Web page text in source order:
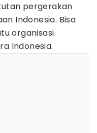
pergerakan
Indonesia. Bisa
organisasi
Indonesia.